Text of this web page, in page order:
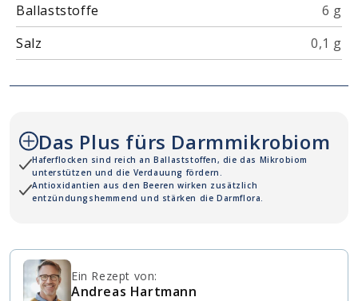
Ballaststoffe
6 g
Salz
0,1 g
Das Plus fürs Darmmikrobiom
Haferflocken sind reich an Ballaststoffen, die das Mikrobiom
unterstützen und die Verdauung fördern.
Antioxidantien aus den Beeren wirken zusätzlich
entzündungshemmend und stärken die Darmflora.
Ein Rezept von:
Andreas Hartmann